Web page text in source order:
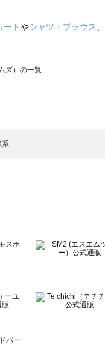
ートやシャツ・ブラウス、
ズ）の一覧
モスモス）の一覧
ム）の一覧
系